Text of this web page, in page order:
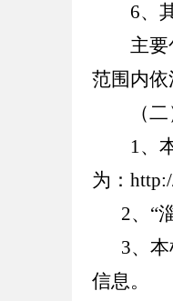
6、
主要包
范围内
（二
1、本
为：
2、“
3、
信息